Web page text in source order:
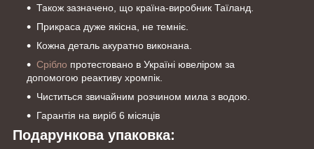
Також зазначено, що країна-виробник Таїланд.
Прикраса дуже якісна, не темніє.
Кожна деталь акуратно виконана.
Срібло протестовано в Україні ювеліром за
допомогою реактиву хромпік.
Чиститься звичайним розчином мила з водою.
Гарантія на виріб 6 місяців
Подарункова упаковка: